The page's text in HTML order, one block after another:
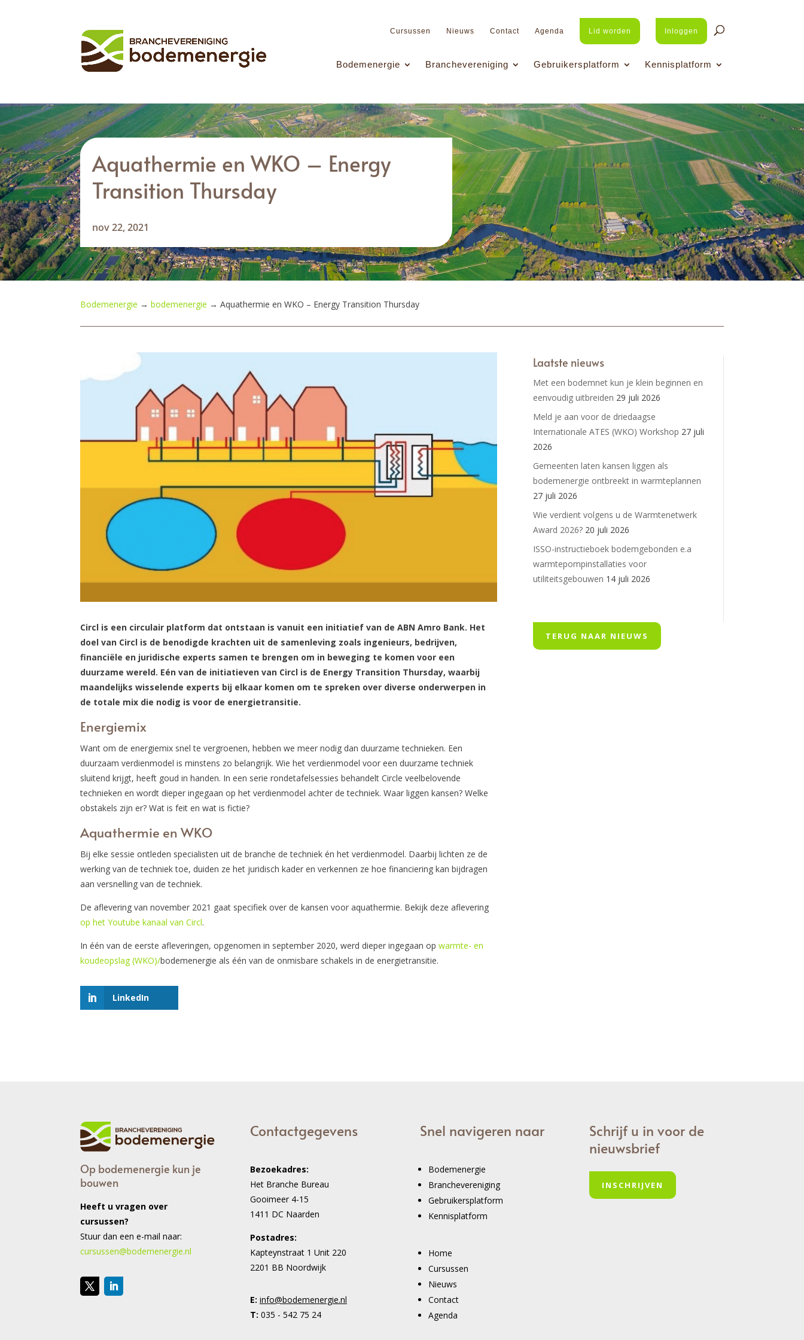
Cursussen Nieuws Contact Agenda Lid worden Inloggen
Bodemenergie Branchevereniging Gebruikersplatform Kennisplatform
Aquathermie en WKO – Energy
Transition Thursday
nov 22, 2021
Bodemenergie →bodemenergie →Aquathermie en WKO – Energy Transition Thursday
Circl is een circulair platform dat ontstaan is vanuit een initiatief van de ABN Amro Bank. Het
doel van Circl is de benodigde krachten uit de samenleving zoals ingenieurs, bedrijven,
financiële en juridische experts samen te brengen om in beweging te komen voor een
duurzame wereld. Eén van de initiatieven van Circl is de Energy Transition Thursday, waarbij
maandelijks wisselende experts bij elkaar komen om te spreken over diverse onderwerpen in
de totale mix die nodig is voor de energietransitie.
Energiemix
Want om de energiemix snel te vergroenen, hebben we meer nodig dan duurzame technieken. Een
duurzaam verdienmodel is minstens zo belangrijk. Wie het verdienmodel voor een duurzame techniek
sluitend krijgt, heeft goud in handen. In een serie rondetafelsessies behandelt Circle veelbelovende
technieken en wordt dieper ingegaan op het verdienmodel achter de techniek. Waar liggen kansen? Welke
obstakels zijn er? Wat is feit en wat is fictie?
Aquathermie en WKO
Bij elke sessie ontleden specialisten uit de branche de techniek én het verdienmodel. Daarbij lichten ze de
werking van de techniek toe, duiden ze het juridisch kader en verkennen ze hoe financiering kan bijdragen
aan versnelling van de techniek.
De aflevering van november 2021 gaat specifiek over de kansen voor aquathermie. Bekijk deze aflevering
op het Youtube kanaal van Circl.
In één van de eerste afleveringen, opgenomen in september 2020, werd dieper ingegaan opwarmte- en
koudeopslag (WKO)/bodemenergie als één van de onmisbare schakels in de energietransitie.
LinkedIn
Laatste nieuws
Met een bodemnet kun je klein beginnen en
eenvoudig uitbreiden 29 juli 2026
Meld je aan voor de driedaagse
Internationale ATES (WKO) Workshop 27 juli
2026
Gemeenten laten kansen liggen als
bodemenergie ontbreekt in warmteplannen
27 juli 2026
Wie verdient volgens u de Warmtenetwerk
Award 2026? 20 juli 2026
ISSO-instructieboek bodemgebonden e.a
warmtepompinstallaties voor
utiliteitsgebouwen 14 juli 2026
TERUG NAAR NIEUWS
Op bodemenergie kun je
bouwen
Heeft u vragen over
cursussen?
Stuur dan een e-mail naar:
cursussen@bodemenergie.nl
Contactgegevens
Bezoekadres:
Het Branche Bureau
Gooimeer 4-15
1411 DC Naarden
Postadres:
Kapteynstraat 1 Unit 220
2201 BB Noordwijk
E: info@bodemenergie.nl
T: 035 - 542 75 24
Snel navigeren naar
Bodemenergie
Branchevereniging
Gebruikersplatform
Kennisplatform
Home
Cursussen
Nieuws
Contact
Agenda
Schrijf u in voor de
nieuwsbrief
INSCHRIJVEN